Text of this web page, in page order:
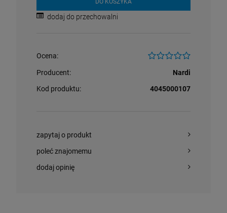
DO KOSZYKA
dodaj do przechowalni
Ocena:
Producent:
Nardi
Kod produktu:
4045000107
zapytaj o produkt
poleć znajomemu
dodaj opinię